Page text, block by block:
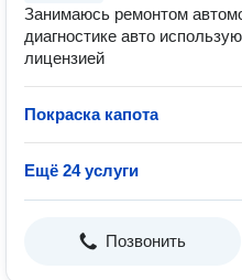
Занимаюсь ремонтом
диагностике авто
лицензией
Покраска капота
Ещё 24 услуги
Позвонить